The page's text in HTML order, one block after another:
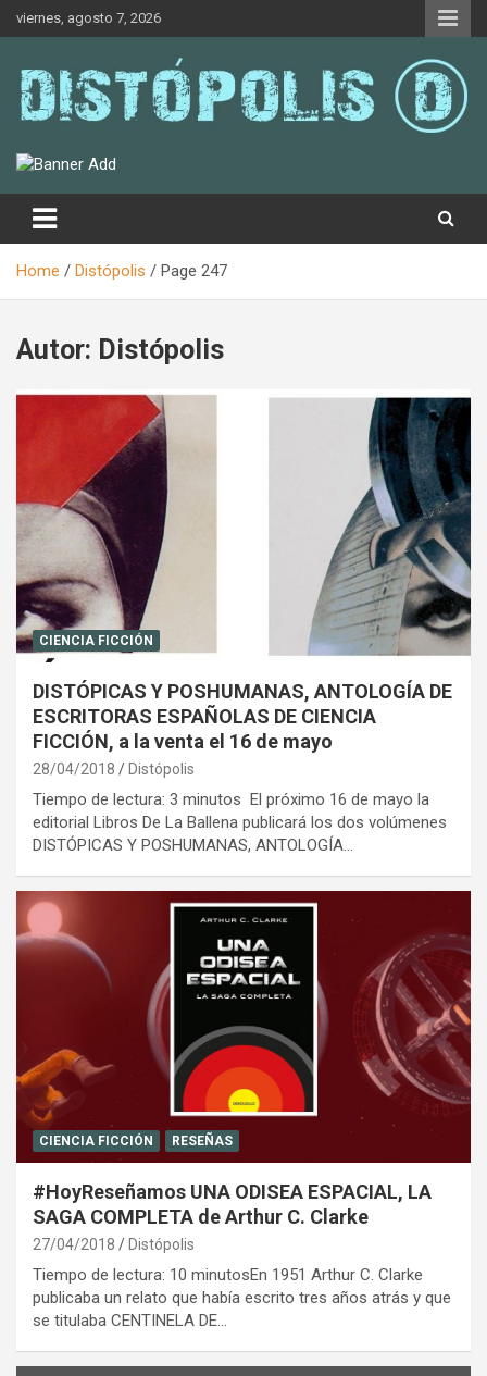
Skip
to
viernes, agosto 7, 2026
Distópolis
Home Distópolis Page 247
Autor: Distópolis
CIENCIA FICCIÓN
DISTÓPICAS Y POSHUMANAS, ANTOLOGÍA DE
ESCRITORAS ESPAÑOLAS DE CIENCIA
FICCIÓN, a la venta el 16 de mayo
28/04/2018 Distópolis
Tiempo de lectura: 3 minutos El próximo 16 de mayo la
editorial Libros De La Ballena publicará los dos volúmenes
DISTÓPICAS Y POSHUMANAS, ANTOLOGÍA…
CIENCIA FICCIÓN RESEÑAS
#HoyReseñamos UNA ODISEA ESPACIAL, LA
SAGA COMPLETA de Arthur C. Clarke
27/04/2018 Distópolis
Tiempo de lectura: 10 minutosEn 1951 Arthur C. Clarke
publicaba un relato que había escrito tres años atrás y que
se titulaba CENTINELA DE…